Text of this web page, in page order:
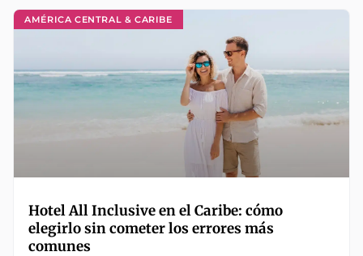
AMÉRICA CENTRAL & CARIBE
Hotel All Inclusive en el Caribe: cómo
elegirlo sin cometer los errores más
comunes